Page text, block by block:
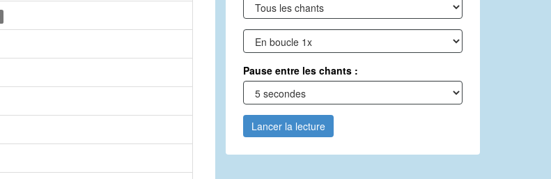
Pause entre les chants :
Lancer la lecture